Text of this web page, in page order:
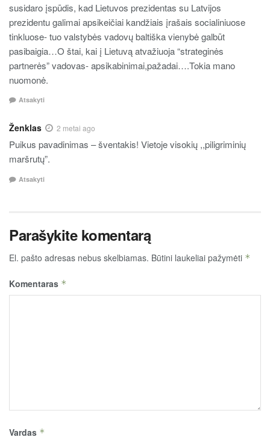
susidaro įspūdis, kad Lietuvos prezidentas su Latvijos
prezidentu galimai apsikeičiai kandžiais įrašais socialiniuose
tinkluose- tuo valstybės vadovų baltiška vienybė galbūt
pasibaigia…O štai, kai į Lietuvą atvažiuoja “strateginės
partnerės” vadovas- apsikabinimai,pažadai….Tokia mano
nuomonė.
Atsakyti
Ženklas 2 metai ago
Puikus pavadinimas – šventakis! Vietoje visokių ,,piligriminių
maršrutų”.
Atsakyti
Parašykite komentarą
El. pašto adresas nebus skelbiamas. Būtini laukeliai pažymėti *
Komentaras *
Vardas *